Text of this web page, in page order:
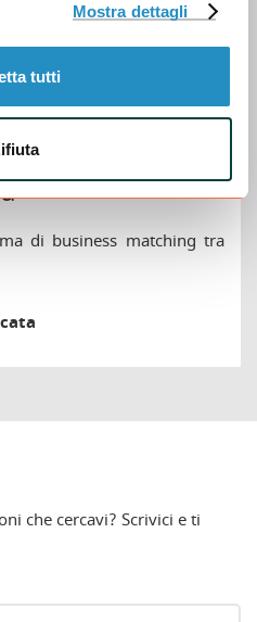
Mostra dettagli
tutti
di business matching tra
che cercavi? Scrivici e ti